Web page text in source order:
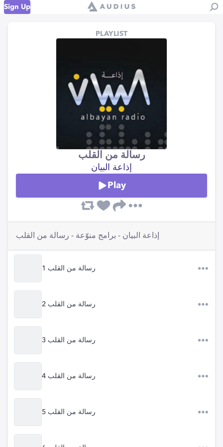
Sign Up
PLAYLIST
رسالة من القلب
إذاعة البيان
Play
إذاعة البيان - برامج منوّعة - رسالة من القلب
رسالة من القلب 1
رسالة من القلب 2
رسالة من القلب 3
رسالة من القلب 4
رسالة من القلب 5